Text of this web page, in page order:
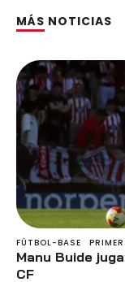
MÁS NOTICIAS
FÚTBOL-BASE
Manu Buide
CF